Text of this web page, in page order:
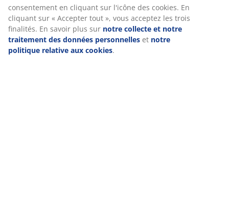
consentement en cliquant sur l'icône des cookies. En
cliquant sur « Accepter tout », vous acceptez les trois
finalités. En savoir plus sur notre collecte et notre
traitement des données personnelles et notre
politique relative aux cookies.